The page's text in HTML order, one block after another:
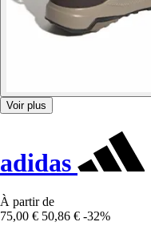
Voir plus
adidas
À partir de
75,00 € 50,86 € -32%